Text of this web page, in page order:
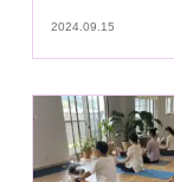
2024.09.15